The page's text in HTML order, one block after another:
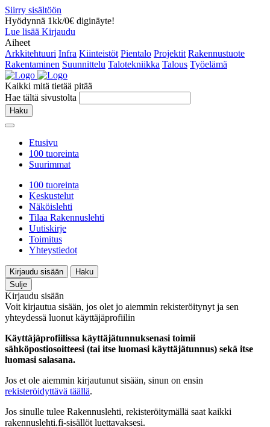
Siirry sisältöön
Hyödynnä 1kk/0€ diginäyte!
Lue lisää Kirjaudu
Aiheet
Arkkitehtuuri Infra Kiinteistöt Pientalo Projektit Rakennustuote
Rakentaminen Suunnittelu Talotekniikka Talous Työelämä
Kaikki mitä tietää pitää
Hae tältä sivustolta
Haku
Etusivu
100 tuoreinta
Suurimmat
100 tuoreinta
Keskustelut
Näköislehti
Tilaa Rakennuslehti
Uutiskirje
Toimitus
Yhteystiedot
Kirjaudu sisään
Haku
Sulje
Kirjaudu sisään
Voit kirjautua sisään, jos olet jo aiemmin rekisteröitynyt ja sen
yhteydessä luonut käyttäjäprofiilin
Käyttäjäprofiilissa käyttäjätunnuksenasi toimii
sähköpostiosoitteesi (tai itse luomasi käyttäjätunnus) sekä itse
luomasi salasana.
Jos et ole aiemmin kirjautunut sisään, sinun on ensin
rekisteröidyttävä täällä.
Jos sinulle tulee Rakennuslehti, rekisteröitymällä saat kaikki
rakennuslehti.fi-sisällöt luettavaksesi.